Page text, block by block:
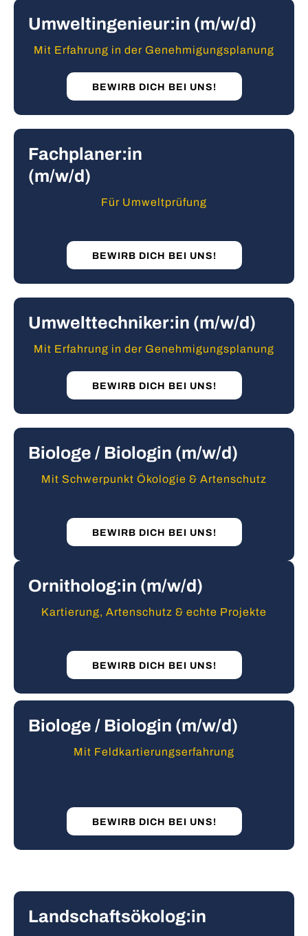
Umweltingenieur:in (m/w/d)
Mit Erfahrung in der Genehmigungsplanung
BEWIRB DICH BEI UNS!
Fachplaner:in
(m/w/d)
Für Umweltprüfung
BEWIRB DICH BEI UNS!
Umwelttechniker:in (m/w/d)
Mit Erfahrung in der Genehmigungsplanung
BEWIRB DICH BEI UNS!
Biologe / Biologin (m/w/d)
Mit Schwerpunkt Ökologie & Artenschutz
BEWIRB DICH BEI UNS!
Ornitholog:in (m/w/d)
Kartierung, Artenschutz & echte Projekte
BEWIRB DICH BEI UNS!
Biologe / Biologin (m/w/d)
Mit Feldkartierungserfahrung
BEWIRB DICH BEI UNS!
Landschaftsökolog:in